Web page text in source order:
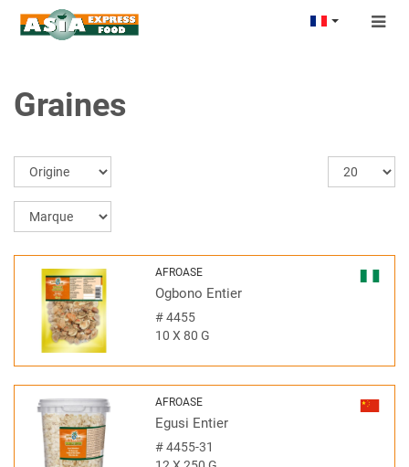
Graines
AFROASE
Ogbono Entier
#4455
10 X 80 G
AFROASE
Egusi Entier
#4455-31